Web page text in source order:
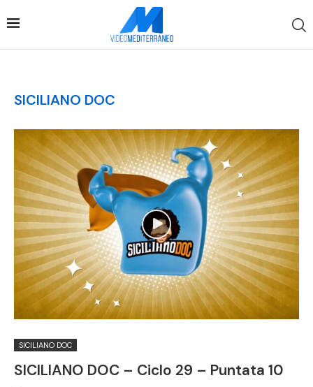
SICILIANO DOC
SICILIANO DOC
SICILIANO DOC – Ciclo 29 – Puntata 10